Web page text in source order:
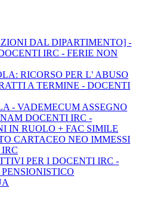
DAL DIPARTIMENTO] -
IRC - FERIE NON
RICORSO PER L' ABUSO
A TERMINE - DOCENTI
- VADEMECUM ASSEGNO
DOCENTI IRC -
IN RUOLO + FAC SIMILE
CARTACEO NEO IMMESSI
PER I DOCENTI IRC -